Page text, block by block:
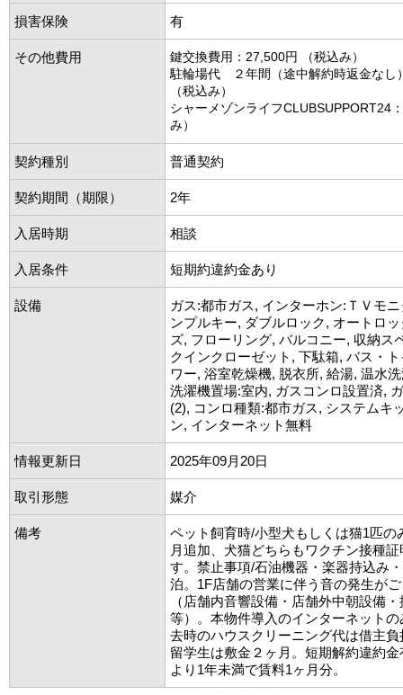
損害保険 有
その他費用
鍵交換費用：27,500円 （税込み）
駐輪場代 ２年間（途中解約時返金なし
（税込み）
シャーメゾンライフCLUBSUPPORT24
み）
契約種別 普通契約
契約期間（期限） 2年
入居時期 相談
入居条件 短期約違約金あり
設備
ガス:都市ガス, インターホン:ＴＶモ
ンプルキー, ダブルロック, オートロ
ズ, フローリング, バルコニー, 収納ス
クインクローゼット, 下駄箱, バス・
ワー, 浴室乾燥機, 脱衣所, 給湯, 温水
洗濯機置場:室内, ガスコンロ設置済,
(2), コンロ種類:都市ガス, システムキ
ン, インターネット無料
情報更新日 2025年09月20日
取引形態 媒介
備考
ペット飼育時/小型犬もしくは猫1匹の
月追加、犬猫どちらもワクチン接種
す。禁止事項/石油機器・楽器持込み
泊。1F店舗の営業に伴う音の発生が
（店舗内音響設備・店舗外中朝設備
等）。本物件導入のインターネット
去時のハウスクリーニング代は借主
留学生は敷金２ヶ月。短期解約違約
より1年未満で賃料1ヶ月分。